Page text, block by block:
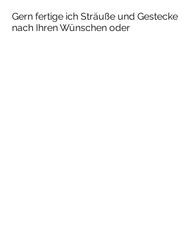
Gern fertige ich Sträuße und Gestecke
nach Ihren Wünschen oder